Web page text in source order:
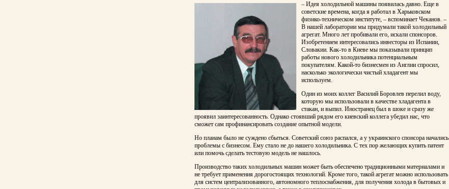
– Идея холодильной машины появилась давно. Еще в
советские времена, когда я работал в Харьковском
физико-техническом институте, – вспоминает Чеканов. –
В нашей лаборатории мы придумали такой холодильный
агрегат. Много лет пробивали его, искали спонсоров.
Изобретением интересовались инвесторы из Испании,
Словакии. Как-то в Киеве мы показывали принцип
работы нового холодильника потенциальным
покупателям. Какой-то бизнесмен из Англии спросил,
насколько экологически чистый хладагент мы
используем.
Один из моих коллег Василий Боровлев перелил воду,
которую мы использовали в качестве хладагента в
стакан, и выпил. Иностранец был в шоке и сразу же
проявил заинтересованность. Однако стоявший рядом его киевский коллега убедил нас, что
сможет сам профинансировать создание опытной модели.
Но планам было не суждено сбыться. Советский союз распался, а у украинского спонсора начались
проблемы с бизнесом. Ему стало не до нашего холодильника. С тех пор желающих купить патент
или помочь сделать тестовую модель не нашлось.
Производство таких холодильных машин может быть обеспечено традиционными материалами и
не требует применения дорогостоящих технологий. Кроме того, такой агрегат можно использовать
для систем централизованного, автономного теплоснабжения, для получения холода в бытовых и